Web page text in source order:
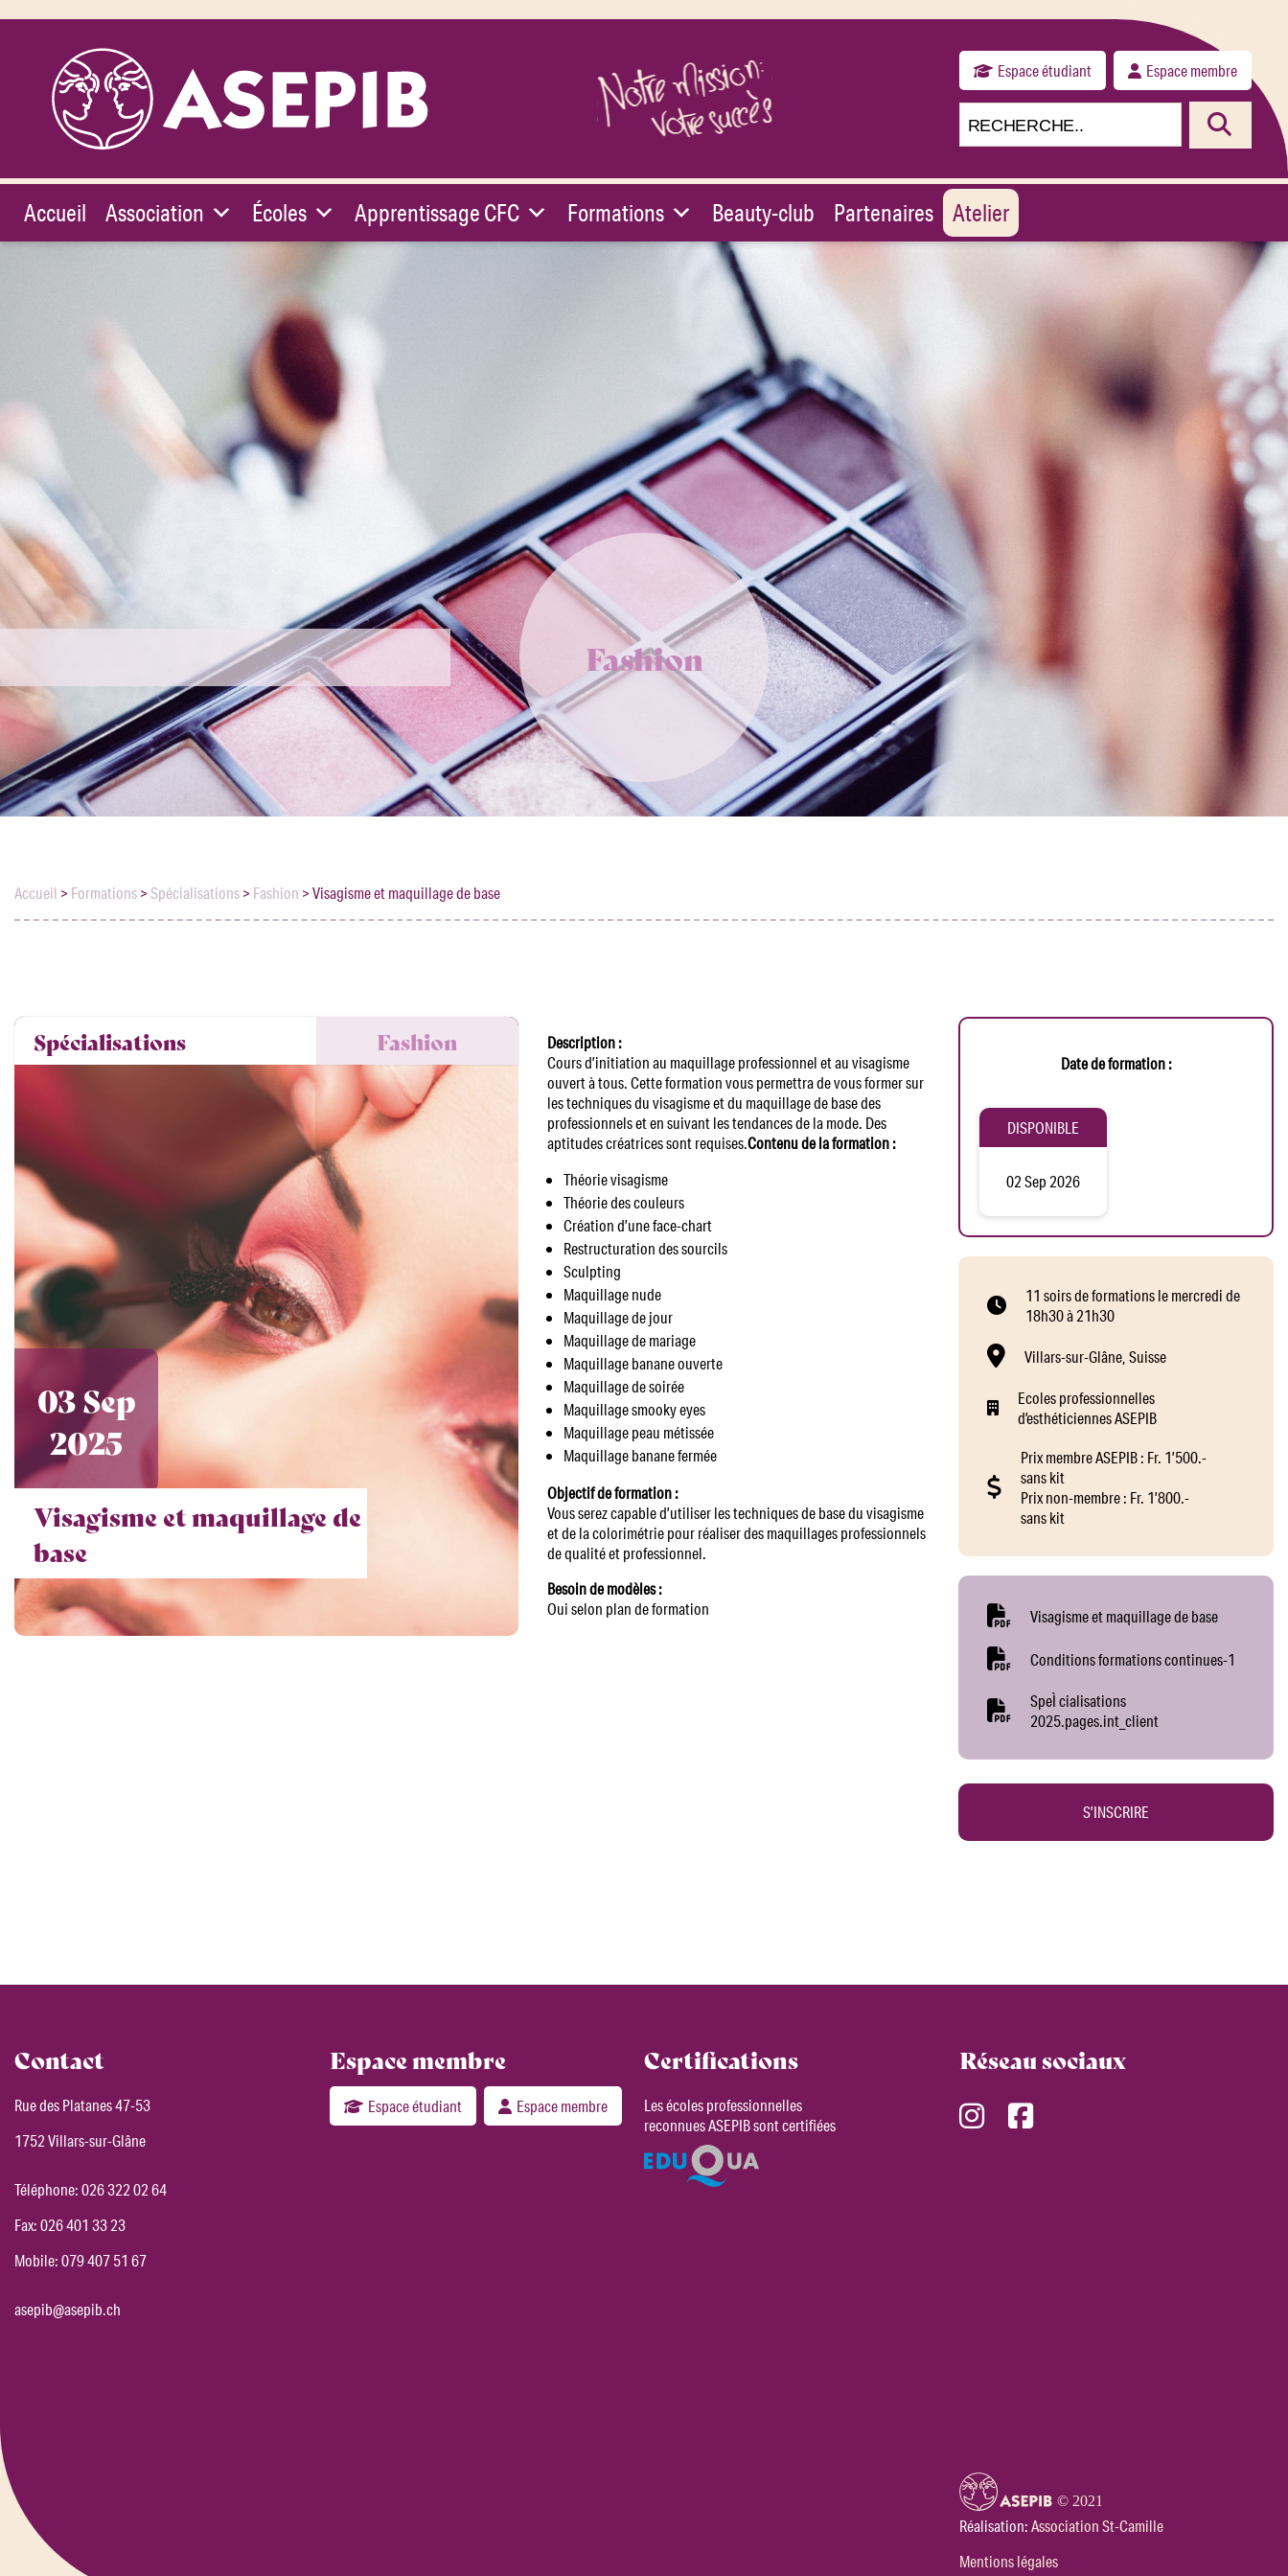
Espace étudiant Espace membre
Accueil Association Écoles Apprentissage CFC Formations Beauty-club Partenaires Atelier
Fashion
Accueil >Formations>Spécialisations>Fashion >Visagisme et maquillage de base
Spécialisations Fashion
03 Sep
2025
Visagisme et maquillage de
base
Description :
Cours d’initiation au maquillage professionnel et au visagisme
ouvert à tous. Cette formation vous permettra de vous former sur
les techniques du visagisme et du maquillage de base des
professionnels et en suivant les tendances de la mode. Des
aptitudes créatrices sont requises.Contenu de la formation :
Théorie visagisme
Théorie des couleurs
Création d’une face-chart
Restructuration des sourcils
Sculpting
Maquillage nude
Maquillage de jour
Maquillage de mariage
Maquillage banane ouverte
Maquillage de soirée
Maquillage smooky eyes
Maquillage peau métissée
Maquillage banane fermée
Objectif de formation :
Vous serez capable d’utiliser les techniques de base du visagisme
et de la colorimétrie pour réaliser des maquillages professionnels
de qualité et professionnel.
Besoin de modèles :
Oui selon plan de formation
Date de formation :
DISPONIBLE
02 Sep 2026
11 soirs de formations le mercredi de
18h30 à 21h30
Villars-sur-Glâne, Suisse
Ecoles professionnelles
d’esthéticiennes ASEPIB
Prix membre ASEPIB : Fr. 1’500.-
sans kit
Prix non-membre : Fr. 1’800.-
sans kit
Visagisme et maquillage de base
Conditions formations continues-1
SpeÌ cialisations
2025.pages.int_client
S’INSCRIRE
Contact
Rue des Platanes 47-53
1752 Villars-sur-Glâne
Téléphone:026 322 02 64
Fax: 026 401 33 23
Mobile:079 407 51 67
asepib@asepib.ch
Espace membre
Espace étudiant Espace membre
Certifications
Les écoles professionnelles
reconnues ASEPIB sont certifiées
Réseau sociaux
Réalisation:Association St-Camille
Mentions légales